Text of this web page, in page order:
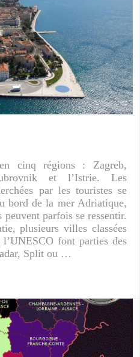
cinq régions : Zagreb,
et l’Istrie. Les
par les touristes se
bord de la mer Adriatique,
parfois se ressentir.
plusieurs villes classées
font parties des
Split ou …